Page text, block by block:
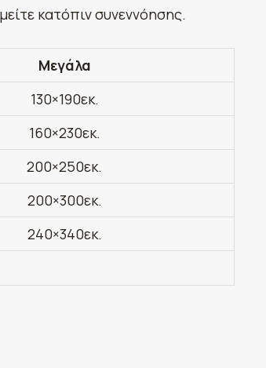
κατόπιν συνεννόησης.
Μεγάλα
130×190εκ.
160×230εκ.
200×250εκ.
200×300εκ.
240×340εκ.